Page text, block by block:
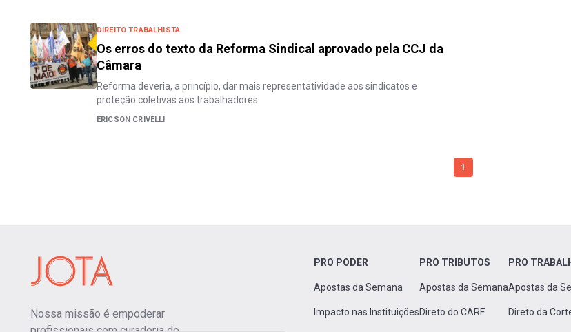
DIREITO TRABALHISTA
Os erros do texto da Reforma Sindical aprovado pela CCJ da
Câmara
Reforma deveria, a princípio, dar mais representatividade aos sindicatos e
proteção coletivas aos trabalhadores
ERICSON CRIVELLI
1
Nossa missão é empoderar
PRO PODER
Apostas da Semana
Impacto nas Instituições
PRO TRIBUTOS
Apostas da Semana
Direto do CARF
PRO
Apostas da
Direto da